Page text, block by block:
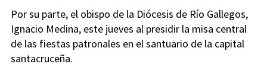
Por su parte, el obispo de la Diócesis de Río Gallegos,
Ignacio Medina, este jueves al presidir la misa central
de las fiestas patronales en el santuario de la capital
santacruceña.